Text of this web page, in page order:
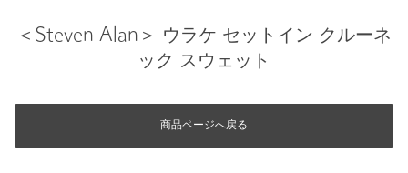
＜Steven Alan＞ ウラケ セットイン クルーネ
ック スウェット
商品ページへ戻る